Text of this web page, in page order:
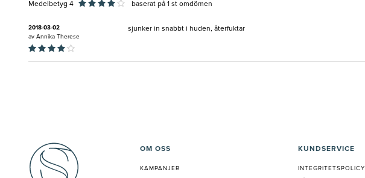
Medelbetyg 4 baserat på 1 st omdömen
2018-03-02
av Annika Therese
sjunker in snabbt i huden, återfuktar
OM OSS
KAMPANJER
KUNDSERVICE
INTEGRITETSPOLICY